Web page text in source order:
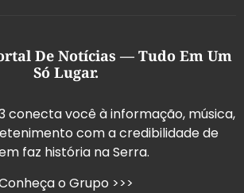
De Notícias — Tudo Em Um
Só Lugar.
conecta você à informação, música,
com a credibilidade de
faz história na Serra.
o Grupo >>>